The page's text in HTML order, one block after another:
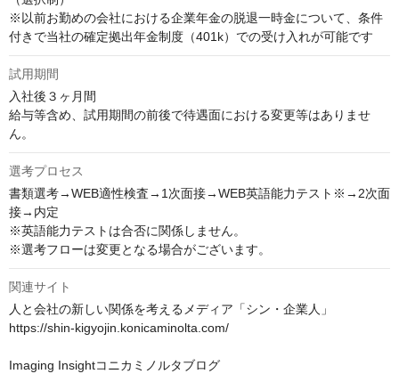
※以前お勤めの会社における企業年金の脱退一時金について、条件
付きで当社の確定拠出年金制度（401k）での受け入れが可能です
試用期間
入社後３ヶ月間
給与等含め、試用期間の前後で待遇面における変更等はありませ
ん。
選考プロセス
書類選考→WEB適性検査→1次面接→WEB英語能力テスト※→2次面
接→内定
※英語能力テストは合否に関係しません。
※選考フローは変更となる場合がございます。
関連サイト
人と会社の新しい関係を考えるメディア「シン・企業人」
https://shin-kigyojin.konicaminolta.com/
Imaging Insightコニカミノルタブログ